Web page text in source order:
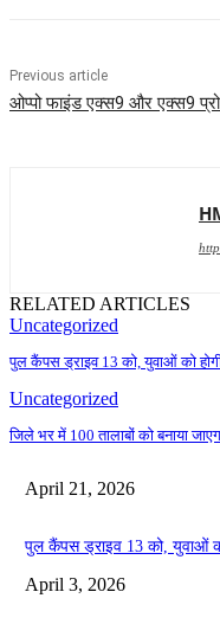
Previous article
ओप्पो फाइंड एक्स9 और एक्स9
RELATED ARTICLES
Uncategorized
पुल कैंपस ड्राइव 13 को, युवाओं को
Uncategorized
जिले भर में 100 तालाबों को बनाया
April 21, 2026
पुल कैंपस ड्राइव 13 को, युवाओं
April 3, 2026